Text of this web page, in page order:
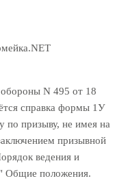
N 495 от 18
справка формы 1У
призыву, не имея на
призывной
ведения и
Общие положения.